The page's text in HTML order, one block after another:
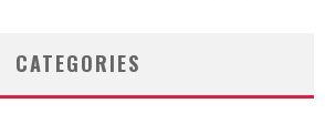
CATEGORIES